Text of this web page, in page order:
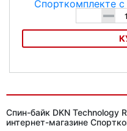
-
Спин-байк DKN Technology
интернет-магазине